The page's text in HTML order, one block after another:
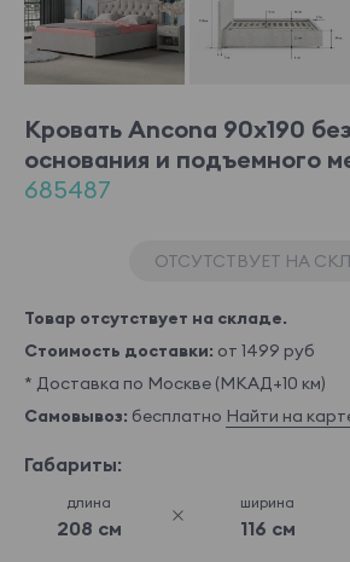
Кровать Ancona 90x190 без
основания и подъемного
685487
ОТСУТСТВУЕТ НА
Товар отсутствует на складе.
Стоимость доставки: от 1499 руб
* Доставка по Москве (МКАД+10 км)
Самовывоз: бесплатно Найти на
Габариты:
длина
208 см
ширина
116 см